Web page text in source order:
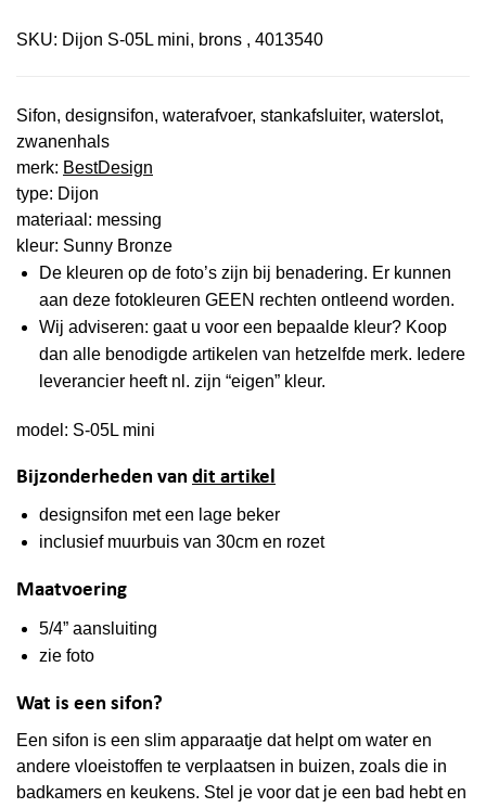
SKU: Dijon S-05L mini, brons , 4013540
Sifon, designsifon, waterafvoer, stankafsluiter, waterslot,
zwanenhals
merk: BestDesign
type: Dijon
materiaal: messing
kleur: Sunny Bronze
De kleuren op de foto’s zijn bij benadering. Er kunnen
aan deze fotokleuren GEEN rechten ontleend worden.
Wij adviseren: gaat u voor een bepaalde kleur? Koop
dan alle benodigde artikelen van hetzelfde merk. Iedere
leverancier heeft nl. zijn “eigen” kleur.
model: S-05L mini
Bijzonderheden van dit artikel
designsifon met een lage beker
inclusief muurbuis van 30cm en rozet
Maatvoering
5/4” aansluiting
zie foto
Wat is een sifon?
Een sifon is een slim apparaatje dat helpt om water en
andere vloeistoffen te verplaatsen in buizen, zoals die in
badkamers en keukens. Stel je voor dat je een bad hebt en